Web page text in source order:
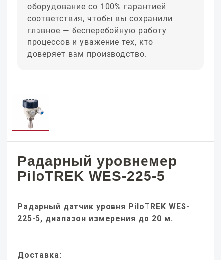
оборудование со 100% гарантией
соответствия, чтобы вы сохранили
главное — бесперебойную работу
процессов и уважение тех, кто
доверяет вам производство.
Радарный уровнемер
PiloTREK WES-225-5
Радарный датчик уровня PiloTREK WES-
225-5, диапазон измерения до 20 м.
Доставка: